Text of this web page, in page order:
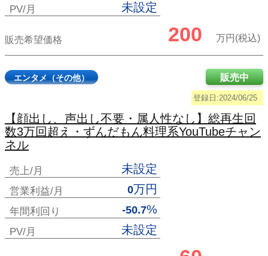
PV/月 未設定
販売希望価格 200 万円(税込)
エンタメ（その他）
登録日:2024/06/25
販売中
【顔出し、声出し不要・属人性なし】総再生回
数3万回超え・ずんだもん料理系YouTubeチャン
ネル
売上/月 未設定
営業利益/月 0万円
年間利回り -50.7%
PV/月 未設定